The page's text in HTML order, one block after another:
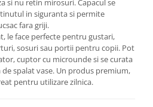
si nu retin mirosuri. Capacul se
in siguranta si permite
fara griji.
le face perfecte pentru gustari,
sosuri sau portii pentru copii. Pot
cuptor cu microunde si se curata
spalat vase. Un produs premium,
pentru utilizare zilnica.